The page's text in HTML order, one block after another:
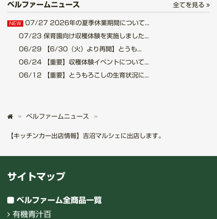
ベルファームニュース 全てを見る
NEW 07/27 2026年の夏季休業期間について...
07/23 保育園向け収穫体験を実施しました...
06/29 【6/30（火）より再開】とうも...
06/24 【重要】収穫体験イベントについて...
06/12 【重要】とうもろこしの生育状況に...
ベルファームニュース
【キッチンカー出店情報】吉沼マルシェに出店します。
サイトマップ
ベルファーム全商品一覧
有機青汁百